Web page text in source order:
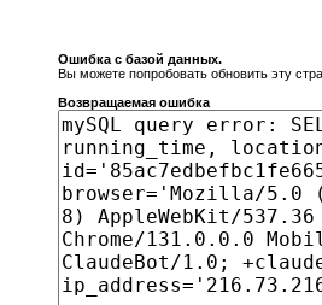
Ошибка с базой данных.
Вы можете попробовать обновить эту
Возвращаемая ошибка